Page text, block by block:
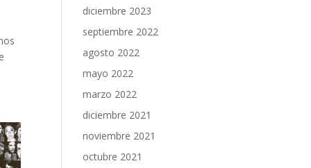
diciembre 2023
septiembre 2022
agosto 2022
mayo 2022
marzo 2022
diciembre 2021
noviembre 2021
octubre 2021